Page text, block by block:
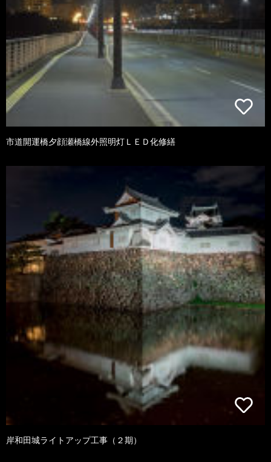
市道開運橋夕顔瀬橋線外照明灯ＬＥＤ化修繕
岸和田城ライトアップ工事（２期）